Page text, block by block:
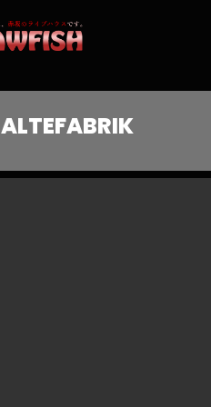
ALTEFABRIK